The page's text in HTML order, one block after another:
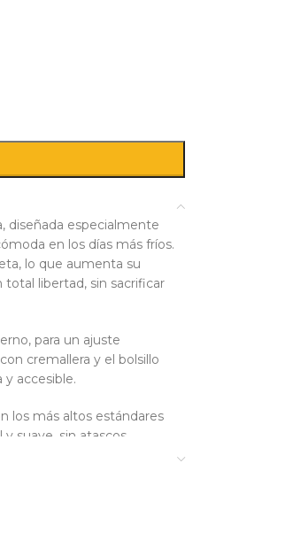
diseñada especialmente
en los días más fríos.
lo que aumenta su
libertad, sin sacrificar
para un ajuste
cremallera y el bolsillo
accesible.
los más altos estándares
suave, sin atascos.